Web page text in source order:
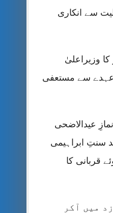
سے انکاری
کا وزیراعلیٰ
عہدے سے مستعفی
عیدالاضحی
سنتِ ابراہیمی
قربانی کا
میں آکر